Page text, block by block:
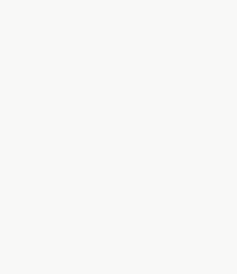
Лучшая подпись – это такая, которая
немного юмора, ведь важен человек, а
Огромная коллекция идей — от
размышлений и коротких, как
Как подписать любимого в